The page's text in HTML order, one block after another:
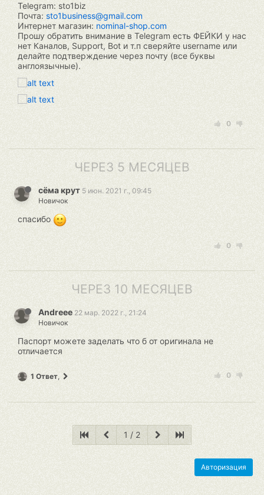
Telegram: sto1biz
Почта: sto1business@gmail.com
Интернет магазин: nominal-shop.com
Прошу обратить внимание в Telegram есть ФЕЙКИ у нас
нет Каналов, Support, Bot и т.п сверяйте username или
делайте подтверждение через почту (все буквы
англоязычные).
0
ЧЕРЕЗ 5 МЕСЯЦЕВ
сёма крут 5 июн. 2021 г., 09:45
Новичок
спасибо
0
ЧЕРЕЗ 10 МЕСЯЦЕВ
Andreee 22 мар. 2022 г., 21:24
Новичок
Паспорт можете заделать что б от оригинала не
отличается
0
1 Ответ,
1 / 2
Авторизация